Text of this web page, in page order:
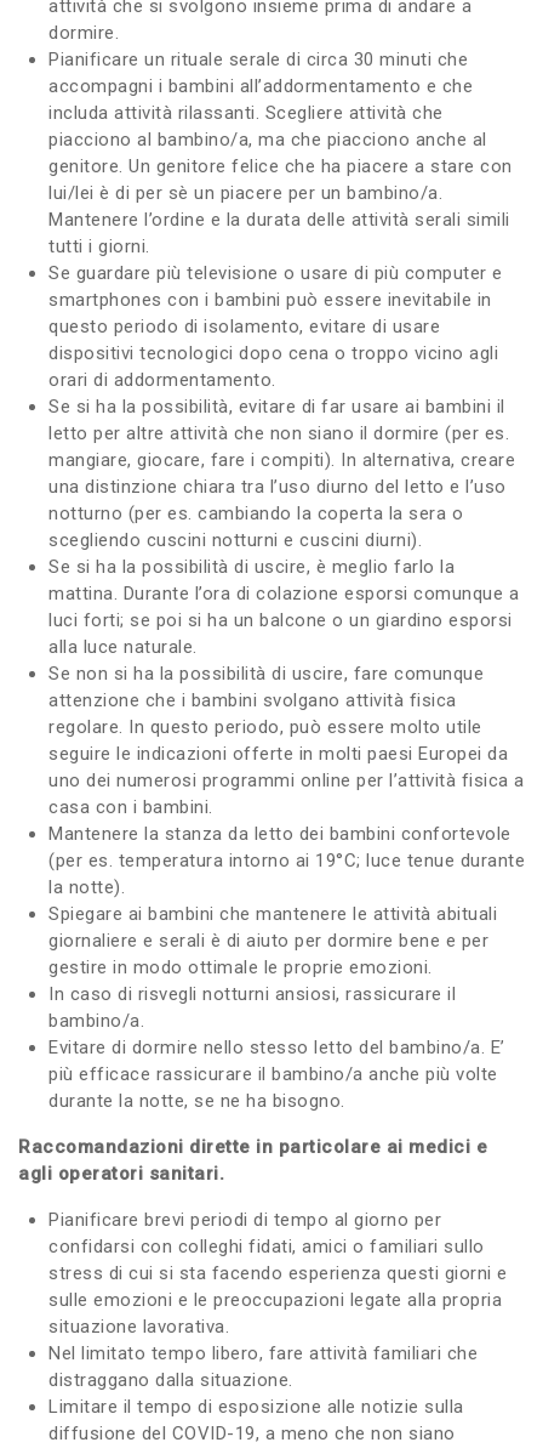
attività che si svolgono insieme prima di andare a
dormire.
Pianificare un rituale serale di circa 30 minuti che
accompagni i bambini all’addormentamento e che
includa attività rilassanti. Scegliere attività che
piacciono al bambino/a, ma che piacciono anche al
genitore. Un genitore felice che ha piacere a stare con
lui/lei è di per sè un piacere per un bambino/a.
Mantenere l’ordine e la durata delle attività serali simili
tutti i giorni.
Se guardare più televisione o usare di più computer e
smartphones con i bambini può essere inevitabile in
questo periodo di isolamento, evitare di usare
dispositivi tecnologici dopo cena o troppo vicino agli
orari di addormentamento.
Se si ha la possibilità, evitare di far usare ai bambini il
letto per altre attività che non siano il dormire (per es.
mangiare, giocare, fare i compiti). In alternativa, creare
una distinzione chiara tra l’uso diurno del letto e l’uso
notturno (per es. cambiando la coperta la sera o
scegliendo cuscini notturni e cuscini diurni).
Se si ha la possibilità di uscire, è meglio farlo la
mattina. Durante l’ora di colazione esporsi comunque a
luci forti; se poi si ha un balcone o un giardino esporsi
alla luce naturale.
Se non si ha la possibilità di uscire, fare comunque
attenzione che i bambini svolgano attività fisica
regolare. In questo periodo, può essere molto utile
seguire le indicazioni offerte in molti paesi Europei da
uno dei numerosi programmi online per l’attività fisica a
casa con i bambini.
Mantenere la stanza da letto dei bambini confortevole
(per es. temperatura intorno ai 19°C; luce tenue durante
la notte).
Spiegare ai bambini che mantenere le attività abituali
giornaliere e serali è di aiuto per dormire bene e per
gestire in modo ottimale le proprie emozioni.
In caso di risvegli notturni ansiosi, rassicurare il
bambino/a.
Evitare di dormire nello stesso letto del bambino/a. E’
più efficace rassicurare il bambino/a anche più volte
durante la notte, se ne ha bisogno.
Raccomandazioni dirette in particolare ai medici e
agli operatori sanitari.
Pianificare brevi periodi di tempo al giorno per
confidarsi con colleghi fidati, amici o familiari sullo
stress di cui si sta facendo esperienza questi giorni e
sulle emozioni e le preoccupazioni legate alla propria
situazione lavorativa.
Nel limitato tempo libero, fare attività familiari che
distraggano dalla situazione.
Limitare il tempo di esposizione alle notizie sulla
diffusione del COVID-19, a meno che non siano